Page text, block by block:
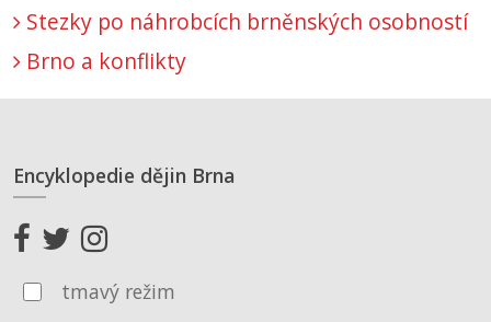
Stezky po náhrobcích brněnských osobností
Brno a konflikty
Encyklopedie dějin Brna
tmavý režim